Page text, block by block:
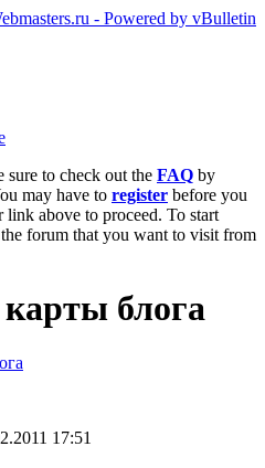
to check out the FAQ by
may have to register before you
link above to proceed. To start
forum that you want to visit from
блога
17:51